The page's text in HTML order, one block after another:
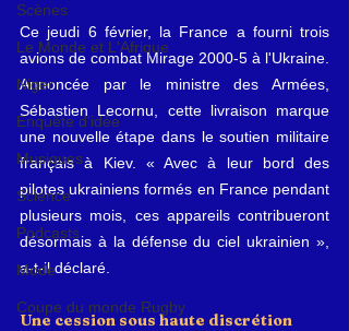
Scènes
Le Monde et L'Afrique
Niger
Enquête d'idée
Musiques
Science
Podcasts
Mode
Coupe du monde Rugby
Ce jeudi 6 février, la France a fourni trois
avions de combat Mirage 2000-5 à l'Ukraine.
Annoncée par le ministre des Armées,
Sébastien Lecornu, cette livraison marque
une nouvelle étape dans le soutien militaire
français à Kiev. « Avec à leur bord des
pilotes ukrainiens formés en France pendant
plusieurs mois, ces appareils contribueront
désormais à la défense du ciel ukrainien »,
a-t-il déclaré.
Une cession sous haute discrétion